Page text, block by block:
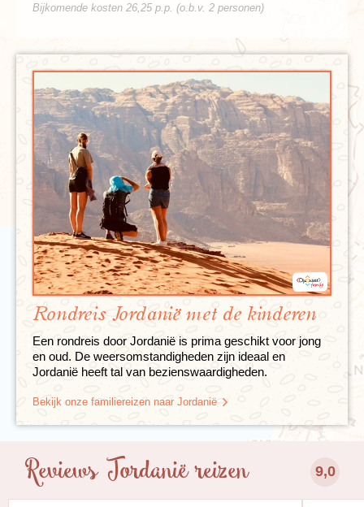
Bijkomende kosten 26,25 p.p. (o.b.v. 2 personen)
Rondreis Jordanië met de kinderen
Een rondreis door Jordanië is prima geschikt voor jong
en oud. De weersomstandigheden zijn ideaal en
Jordanië heeft tal van bezienswaardigheden.
Bekijk onze familiereizen naar Jordanië
Reviews Jordanië reizen 9,0